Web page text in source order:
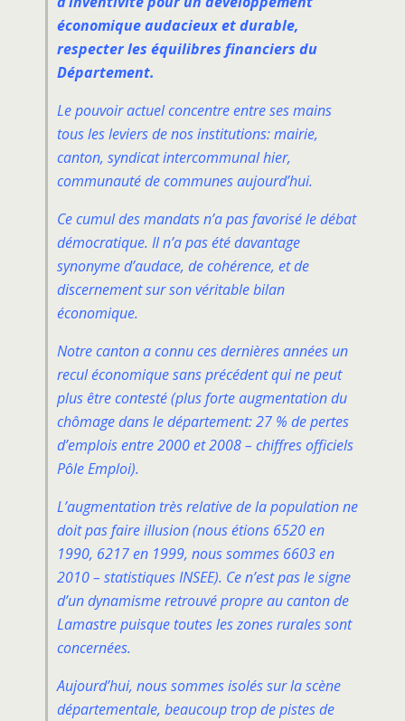
économique audacieux et durable,
respecter les équilibres financiers du
Département.
Le pouvoir actuel concentre entre ses mains
tous les leviers de nos institutions: mairie,
canton, syndicat intercommunal hier,
communauté de communes aujourd’hui.
Ce cumul des mandats n’a pas favorisé le débat
démocratique. Il n’a pas été davantage
synonyme d’audace, de cohérence, et de
discernement sur son véritable bilan
économique.
Notre canton a connu ces dernières années un
recul économique sans précédent qui ne peut
plus être contesté (plus forte augmentation du
chômage dans le département: 27 % de pertes
d’emplois entre 2000 et 2008 – chiffres officiels
Pôle Emploi).
L’augmentation très relative de la population ne
doit pas faire illusion (nous étions 6520 en
1990, 6217 en 1999, nous sommes 6603 en
2010 – statistiques INSEE). Ce n’est pas le signe
d’un dynamisme retrouvé propre au canton de
Lamastre puisque toutes les zones rurales sont
concernées.
Aujourd’hui, nous sommes isolés sur la scène
départementale, beaucoup trop de pistes de